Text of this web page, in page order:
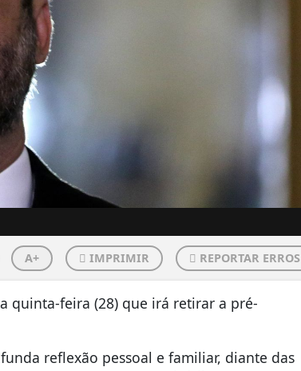
A+ IMPRIMIR REPORTAR ERROS
quinta-feira (28) que irá retirar a pré-
reflexão pessoal e familiar, diante das